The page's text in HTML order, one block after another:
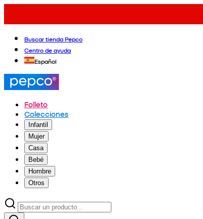
Buscar tienda Pepco
Centro de ayuda
Español
Folleto
Colecciones
Infantil
Mujer
Casa
Bebé
Hombre
Otros